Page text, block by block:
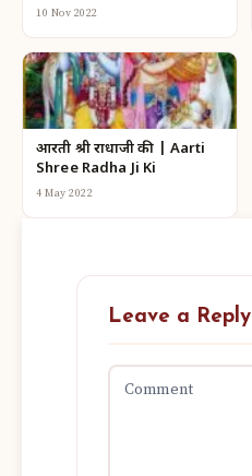
10 Nov 2022
आरती श्री राधाजी की | Aarti
Shree Radha Ji Ki
4 May 2022
Leave a Reply